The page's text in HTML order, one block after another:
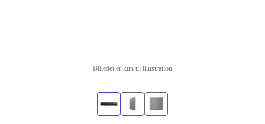
Billedet er kun til illustration